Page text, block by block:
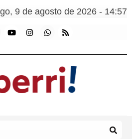
9 de agosto de 2026 - 14:57